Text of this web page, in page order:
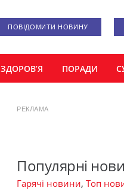
ПОВІДОМИТИ НОВИНУ
ЗДОРОВ’Я ПОРАДИ
РЕКЛАМА
Популярні
Гарячі новини, Топ